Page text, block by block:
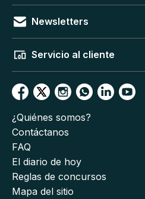
Newsletters
Servicio al cliente
¿Quiénes somos?
Contáctanos
FAQ
El diario de hoy
Reglas de concursos
Mapa del sitio